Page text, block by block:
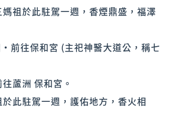
祖於此駐駕一週，香煙鼎盛，福澤
前往保和宮 (主祀神醫大道公，稱七
蘆洲 保和宮。
此駐駕一週，護佑地方，香火相